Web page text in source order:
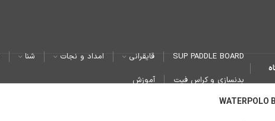
SUP PADDLE BOARD قایقرانی امداد و نجات شنا
بدنسازی و کراس فیت
آموزش
WATERPOLO